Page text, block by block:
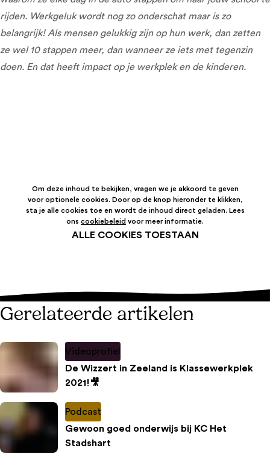
rijden. Werkgeluk wordt nog zo onderschat maar is zo
belangrijk! Als mensen gelukkig zijn op hun werk, dan zetten
ze wel 10 stappen meer, dan wanneer ze iets met tegenzin
doen. En dat heeft impact op je werkplek en de kinderen.
Om deze inhoud te bekijken, vragen we je akkoord te geven
voor optionele cookies. Door op de knop hieronder te klikken,
sta je alle cookies toe en wordt de inhoud direct geladen. Lees
ons cookiebeleid voor meer informatie.
ALLE COOKIES TOESTAAN
Gerelateerde artikelen
Videoprofiel
De Wizzert in Zeeland is Klassewerkplek
2021!🎥
Podcast
Gewoon goed onderwijs bij KC Het
Stadshart